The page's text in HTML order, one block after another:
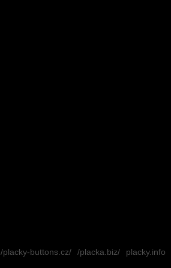
/placky-buttons.cz/ /placka.biz/ placky.info